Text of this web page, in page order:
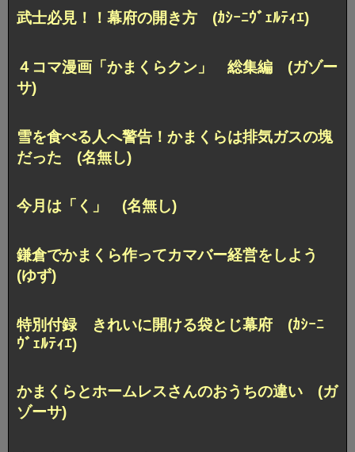
武士必見！！幕府の開き方 (ｶｼｰﾆｳﾞｪﾙﾃｨｴ)
４コマ漫画「かまくらクン」 総集編 (ガゾー
サ)
雪を食べる人へ警告！かまくらは排気ガスの塊
だった (名無し)
今月は「く」 (名無し)
鎌倉でかまくら作ってカマバー経営をしよう
(ゆず)
特別付録 きれいに開ける袋とじ幕府 (ｶｼｰﾆ
ｳﾞｪﾙﾃｨｴ)
かまくらとホームレスさんのおうちの違い (ガ
ゾーサ)